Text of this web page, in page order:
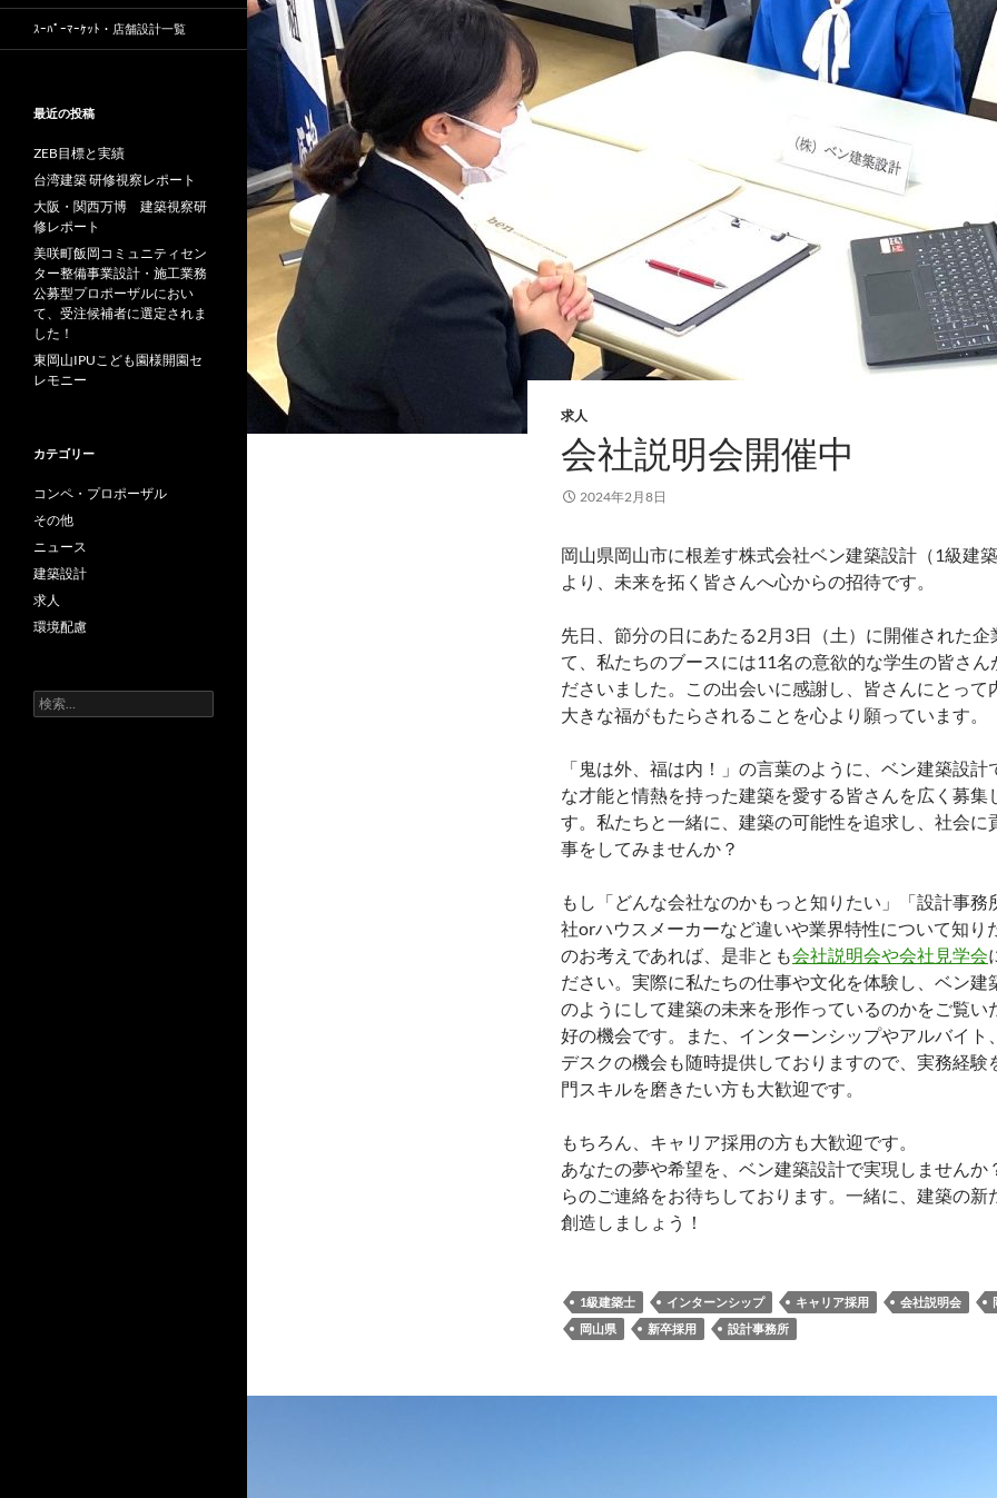
求人
会社説明会開催中
2024年2月8日
岡山県岡山市に根差す株式会社ベン建築設計（1級建
より、未来を拓く皆さんへ心からの招待です。
先日、節分の日にあたる2月3日（土）に開催された企
て、私たちのブースには11名の意欲的な学生の皆さん
ださいました。この出会いに感謝し、皆さんにとって
大きな福がもたらされることを心より願っています。
「鬼は外、福は内！」の言葉のように、ベン建築設計
な才能と情熱を持った建築を愛する皆さんを広く募集
す。私たちと一緒に、建築の可能性を追求し、社会に
事をしてみませんか？
もし「どんな会社なのかもっと知りたい」「設計事務
社orハウスメーカーなど違いや業界特性について知り
のお考えであれば、是非とも会社説明会や会社見学会
ださい。実際に私たちの仕事や文化を体験し、ベン建
のようにして建築の未来を形作っているのかをご覧い
好の機会です。また、インターンシップやアルバイト
デスクの機会も随時提供しておりますので、実務経験
門スキルを磨きたい方も大歓迎です。
もちろん、キャリア採用の方も大歓迎です。
あなたの夢や希望を、ベン建築設計で実現しませんか
らのご連絡をお待ちしております。一緒に、建築の新
創造しましょう！
1級建築士 インターンシップ キャリア採用 会社説明会
岡山県
新卒採用 設計事務所
ｽｰﾊﾟｰﾏｰｹｯﾄ・店舗設計一覧
最近の投稿
ZEB目標と実績
台湾建築 研修視察レポート
大阪・関西万博 建築視察研
修レポート
美咲町飯岡コミュニティセン
ター整備事業設計・施工業務
公募型プロポーザルにおい
て、受注候補者に選定されま
した！
東岡山IPUこども園様開園セ
レモニー
カテゴリー
コンペ・プロポーザル
その他
ニュース
建築設計
求人
環境配慮
検
索: